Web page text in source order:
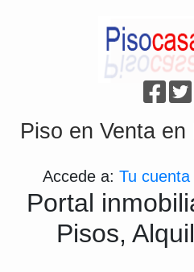
Piso en Venta
Accede a: Tu cuenta
Portal
Pisos,